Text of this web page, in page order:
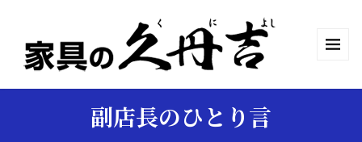
副店長のひとり言